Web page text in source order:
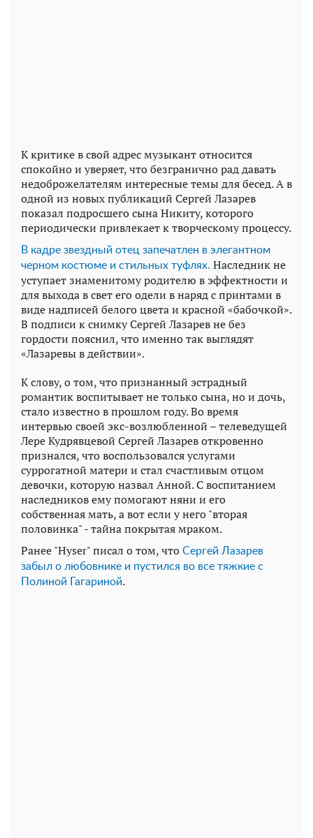
К критике в свой адрес музыкант относится
спокойно и уверяет, что безгранично рад давать
недоброжелателям интересные темы для бесед. А в
одной из новых публикаций Сергей Лазарев
показал подросшего сына Никиту, которого
периодически привлекает к творческому процессу.
В кадре звездный отец запечатлен в элегантном
черном костюме и стильных туфлях. Наследник не
уступает знаменитому родителю в эффектности и
для выхода в свет его одели в наряд с принтами в
виде надписей белого цвета и красной «бабочкой».
В подписи к снимку Сергей Лазарев не без
гордости пояснил, что именно так выглядят
«Лазаревы в действии».
К слову, о том, что признанный эстрадный
романтик воспитывает не только сына, но и дочь,
стало известно в прошлом году. Во время
интервью своей экс-возлюбленной – телеведущей
Лере Кудрявцевой Сергей Лазарев откровенно
признался, что воспользовался услугами
суррогатной матери и стал счастливым отцом
девочки, которую назвал Анной. С воспитанием
наследников ему помогают няни и его
собственная мать, а вот если у него "вторая
половинка" - тайна покрытая мраком.
Ранее "Hyser" писал о том, что Сергей Лазарев
забыл о любовнике и пустился во все тяжкие с
Полиной Гагариной.